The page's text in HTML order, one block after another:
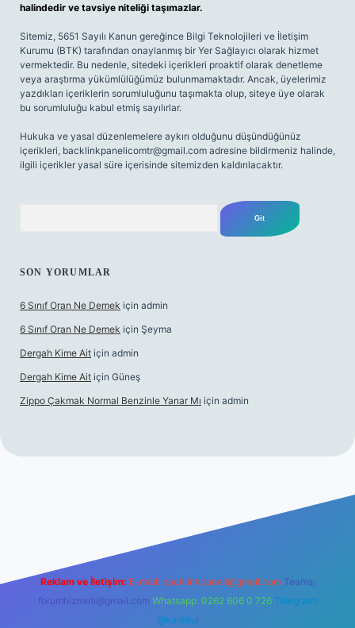
halindedir ve tavsiye niteliği taşımazlar.
Sitemiz, 5651 Sayılı Kanun gereğince Bilgi Teknolojileri ve İletişim
Kurumu (BTK) tarafından onaylanmış bir Yer Sağlayıcı olarak hizmet
vermektedir. Bu nedenle, sitedeki içerikleri proaktif olarak denetleme
veya araştırma yükümlülüğümüz bulunmamaktadır. Ancak, üyelerimiz
yazdıkları içeriklerin sorumluluğunu taşımakta olup, siteye üye olarak
bu sorumluluğu kabul etmiş sayılırlar.
Hukuka ve yasal düzenlemelere aykırı olduğunu düşündüğünüz
içerikleri, backlinkpanelicomtr@gmail.com adresine bildirmeniz halinde,
ilgili içerikler yasal süre içerisinde sitemizden kaldırılacaktır.
SON YORUMLAR
6 Sınıf Oran Ne Demek için admin
6 Sınıf Oran Ne Demek için Şeyma
Dergah Kime Ait için admin
Dergah Kime Ait için Güneş
Zippo Çakmak Normal Benzinle Yanar Mı için admin
Reklam ve İletişim: E-mail: backlinkpaneli@gmail.com Teams:
forumhizmeti@gmail.com Whatsapp: 0262 606 0 726 Telegram:
@karabul